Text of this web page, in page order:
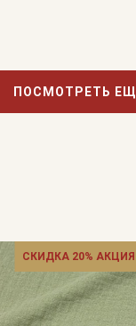
ПОСМОТРЕТЬ
СКИДКА 20% АКЦИЯ